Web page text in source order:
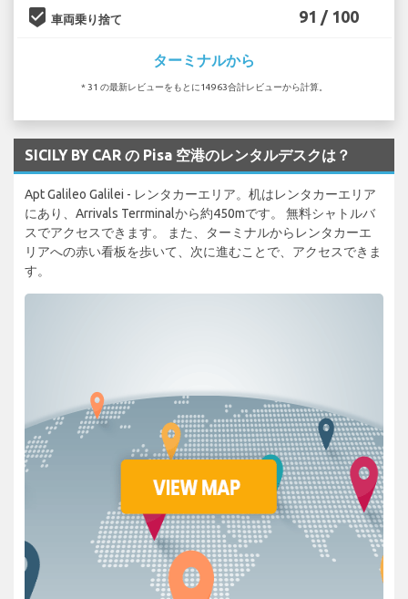
beenhere 車両乗り捨て 91 / 100
ターミナルから
* 31 の最新レビューをもとに14963合計レビューから計算。
SICILY BY CAR の Pisa 空港のレンタルデスクは？
Apt Galileo Galilei - レンタカーエリア。机はレンタカーエリア
にあり、Arrivals Terrminalから約450mです。 無料シャトルバ
スでアクセスできます。 また、ターミナルからレンタカーエ
リアへの赤い看板を歩いて、次に進むことで、アクセスできま
す。